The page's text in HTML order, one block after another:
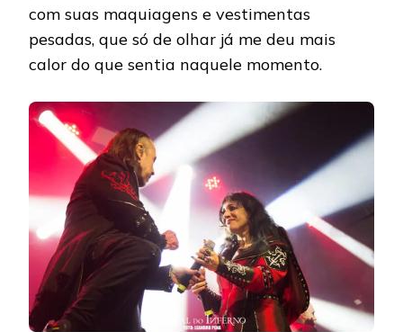
com suas maquiagens e vestimentas
pesadas, que só de olhar já me deu mais
calor do que sentia naquele momento.